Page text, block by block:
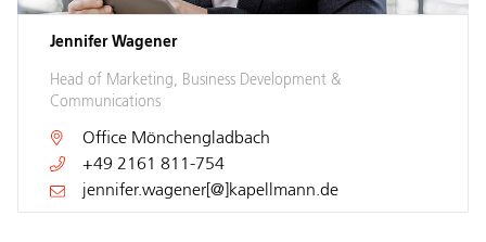
Jennifer Wagener
Head of Marketing, Business Development &
Communications
Office Mönchengladbach
+49 2161 811-754
jennifer.wagener[@]kapellmann.de